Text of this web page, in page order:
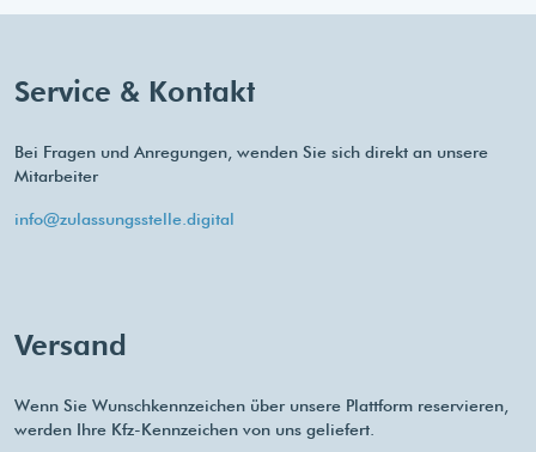
Service & Kontakt
Bei Fragen und Anregungen, wenden Sie sich direkt an unsere
Mitarbeiter
info@zulassungsstelle.digital
Versand
Wenn Sie Wunschkennzeichen über unsere Plattform reservieren,
werden Ihre Kfz-Kennzeichen von uns geliefert.